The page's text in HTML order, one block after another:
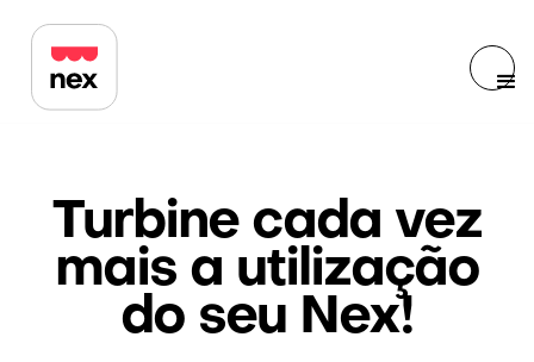
Turbine cada vez
mais a utilização
do seu Nex!